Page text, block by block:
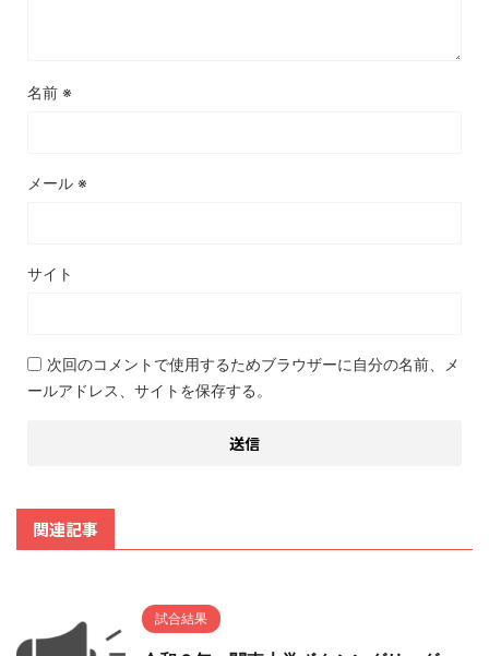
名前 ※
メール ※
サイト
次回のコメントで使用するためブラウザーに自分の名前、メ
ールアドレス、サイトを保存する。
関連記事
試合結果